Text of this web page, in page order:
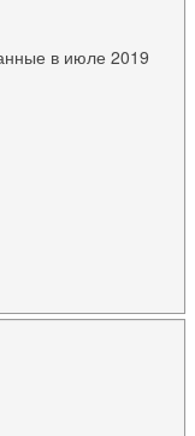
в июле 2019